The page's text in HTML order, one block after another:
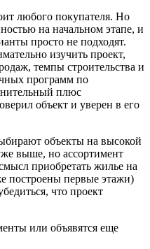
любого покупателя. Но
на начальном этапе, и
просто не подходят.
изучить проект,
темпы строительства и
программ по
плюс
объект и уверен в его
объекты на высокой
выше, но ассортимент
приобретать жилье на
построены первые этажи)
что проект
или объявятся еще